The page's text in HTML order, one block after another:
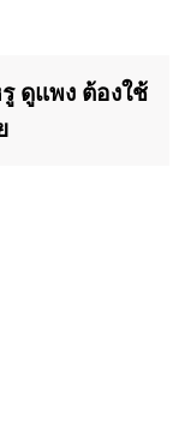
ดูแพง ต้องใช้